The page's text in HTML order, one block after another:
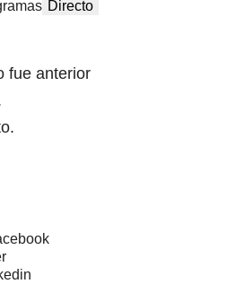
Directo
fue anterior